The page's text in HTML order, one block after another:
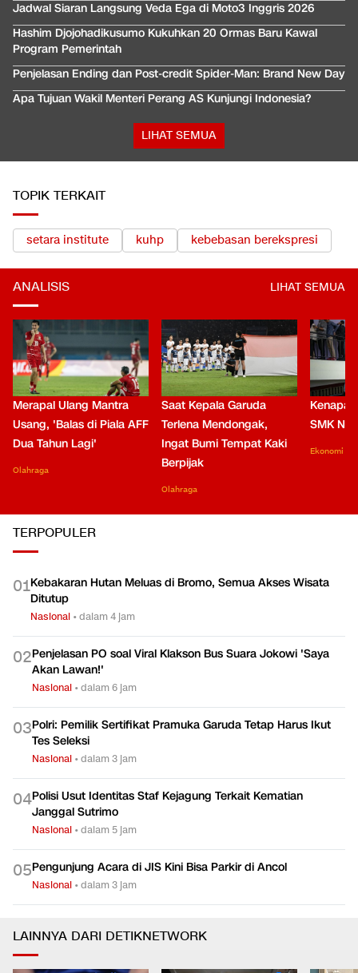
Jadwal Siaran Langsung Veda Ega di Moto3 Inggris 2026
Hashim Djojohadikusumo Kukuhkan 20 Ormas Baru Kawal
Program Pemerintah
Penjelasan Ending dan Post-credit Spider-Man: Brand New Day
Apa Tujuan Wakil Menteri Perang AS Kunjungi Indonesia?
LIHAT SEMUA
TOPIK TERKAIT
setara institute kuhp kebebasan berekspresi
ANALISIS LIHAT SEMUA
Merapal Ulang Mantra
Usang, 'Balas di Piala AFF
Dua Tahun Lagi'
Olahraga
Saat Kepala Garuda
Terlena Mendongak,
Ingat Bumi Tempat Kaki
Berpijak
Olahraga
Kenapa
SMK
Ekonomi
TERPOPULER
01Kebakaran Hutan Meluas di Bromo, Semua Akses Wisata
Ditutup
Nasional •dalam 4 jam
02Penjelasan PO soal Viral Klakson Bus Suara Jokowi 'Saya
Akan Lawan!'
Nasional •dalam 6 jam
03Polri: Pemilik Sertifikat Pramuka Garuda Tetap Harus Ikut
Tes Seleksi
Nasional •dalam 3 jam
04Polisi Usut Identitas Staf Kejagung Terkait Kematian
Janggal Sutrimo
Nasional •dalam 5 jam
05Pengunjung Acara di JIS Kini Bisa Parkir di Ancol
Nasional •dalam 3 jam
LAINNYA DARI DETIKNETWORK